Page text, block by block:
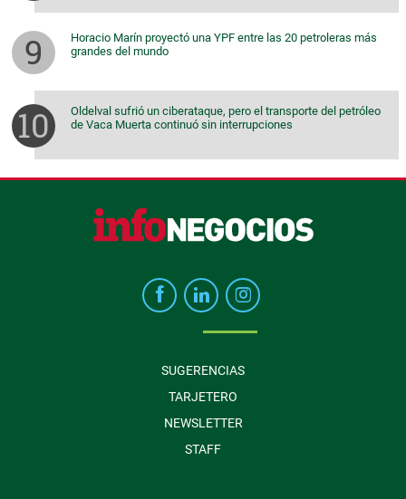
Horacio Marín proyectó una YPF entre las 20 petroleras más
grandes del mundo
Oldelval sufrió un ciberataque, pero el transporte del petróleo
de Vaca Muerta continuó sin interrupciones
SUGERENCIAS
TARJETERO
NEWSLETTER
STAFF